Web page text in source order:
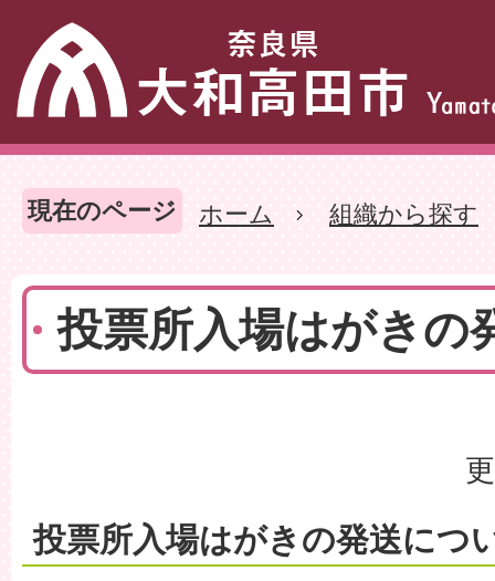
現在のページ ホーム 組織から探す
投票所入場はがきの
投票所入場はがきの発送につ